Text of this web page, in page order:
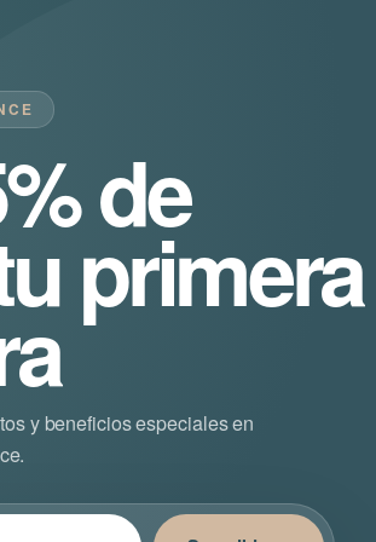
de
primera
y beneficios especiales en